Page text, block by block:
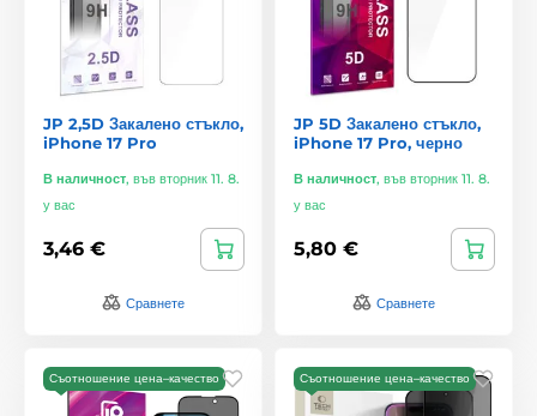
JP 2,5D Закалено стъкло,
iPhone 17 Pro
В наличност, във вторник 11. 8.
у вас
3,46 €
Сравнете
JP 5D Закалено стъкло,
iPhone 17 Pro, черно
В наличност, във вторник 11. 8.
у вас
5,80 €
Сравнете
Съотношение цена–качество Съотношение цена–качество